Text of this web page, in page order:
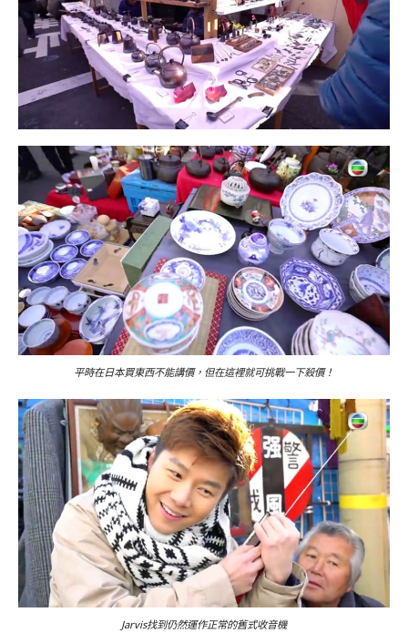
平時在日本買東西不能講價，但在這裡就可挑戰一下殺價！
Jarvis找到仍然運作正常的舊式收音機